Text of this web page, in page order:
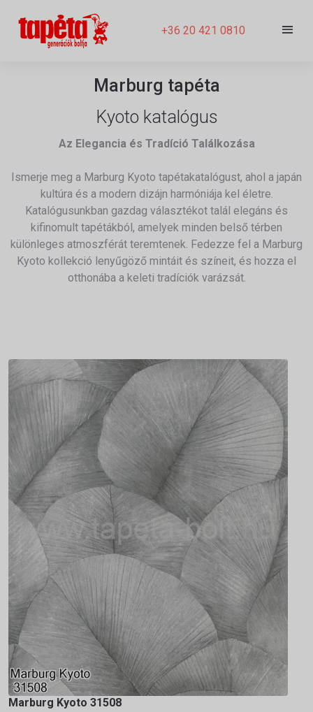
+36 20 421 0810
Marburg tapéta
Kyoto katalógus
Az Elegancia és Tradíció Találkozása
Ismerje meg a Marburg Kyoto tapétakatalógust, ahol a japán
kultúra és a modern dizájn harmóniája kel életre.
Katalógusunkban gazdag választékot talál elegáns és
kifinomult tapétákból, amelyek minden belső térben
különleges atmoszférát teremtenek. Fedezze fel a Marburg
Kyoto kollekció lenyűgöző mintáit és színeit, és hozza el
otthonába a keleti tradíciók varázsát.
Marburg Kyoto 31508